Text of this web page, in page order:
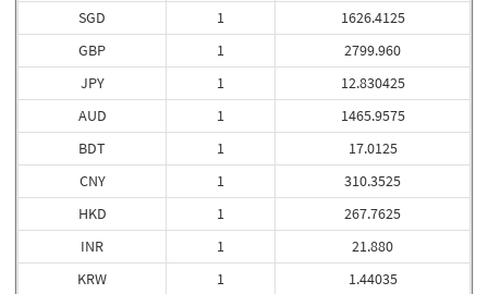
SGD
GBP
JPY
AUD
BDT
CNY
HKD
INR
KRW
1
1
1
1
1
1
1
1
1
1626.4125
2799.960
12.830425
1465.9575
17.0125
310.3525
267.7625
21.880
1.44035